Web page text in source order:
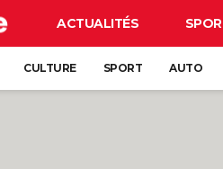
ACTUALITÉS
CULTURE SPORT AUTO